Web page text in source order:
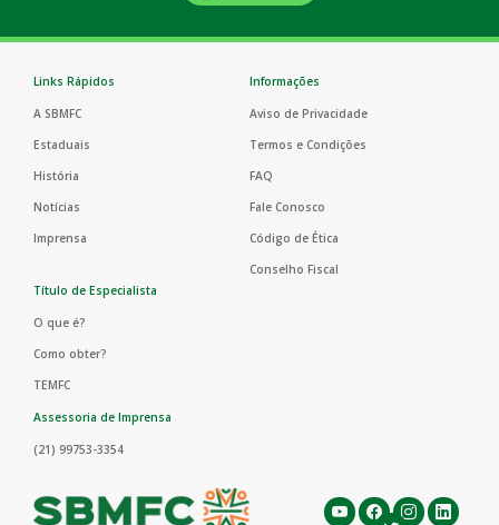
Links Rápidos
A SBMFC
Estaduais
História
Notícias
Imprensa
Informações
Aviso de Privacidade
Termos e Condições
FAQ
Fale Conosco
Código de Ética
Conselho Fiscal
Título de Especialista
O que é?
Como obter?
TEMFC
Assessoria de Imprensa
(21) 99753-3354